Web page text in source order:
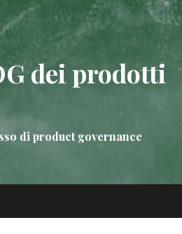
dei prodotti
di product governance
POG dei prodotti bancari